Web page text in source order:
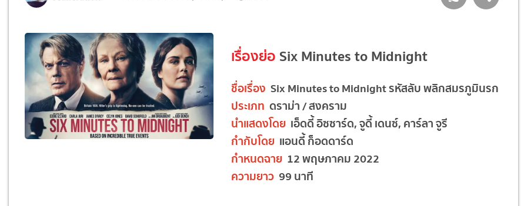
เรื่องย่อ Six Minutes to Midnight
ชื่อเรื่อง Six Minutes to Midnight รหัสลับ พลิกสมรภูมินรก
ประเภท ดราม่า / สงคราม
นำแสดงโดย เอ็ดดี้ อิซซาร์ด, จูดี้ เดนซ์, คาร์ลา จูรี
กำกับโดย แอนดี้ ก็อดดาร์ด
กำหนดฉาย 12 พฤษภาคม 2022
ความยาว 99 นาที